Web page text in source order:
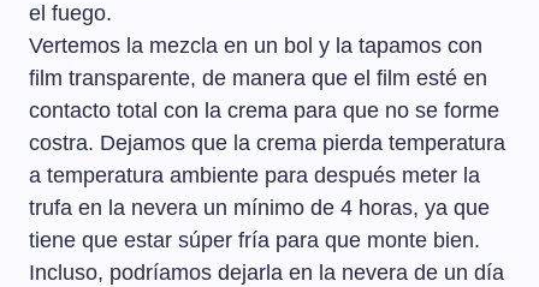
el fuego.
Vertemos la mezcla en un bol y la tapamos con
film transparente, de manera que el film esté en
contacto total con la crema para que no se forme
costra. Dejamos que la crema pierda temperatura
a temperatura ambiente para después meter la
trufa en la nevera un mínimo de 4 horas, ya que
tiene que estar súper fría para que monte bien.
Incluso, podríamos dejarla en la nevera de un día